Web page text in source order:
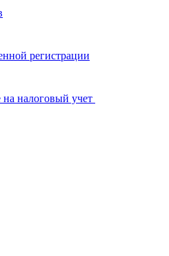
регистрации
на налоговый учет